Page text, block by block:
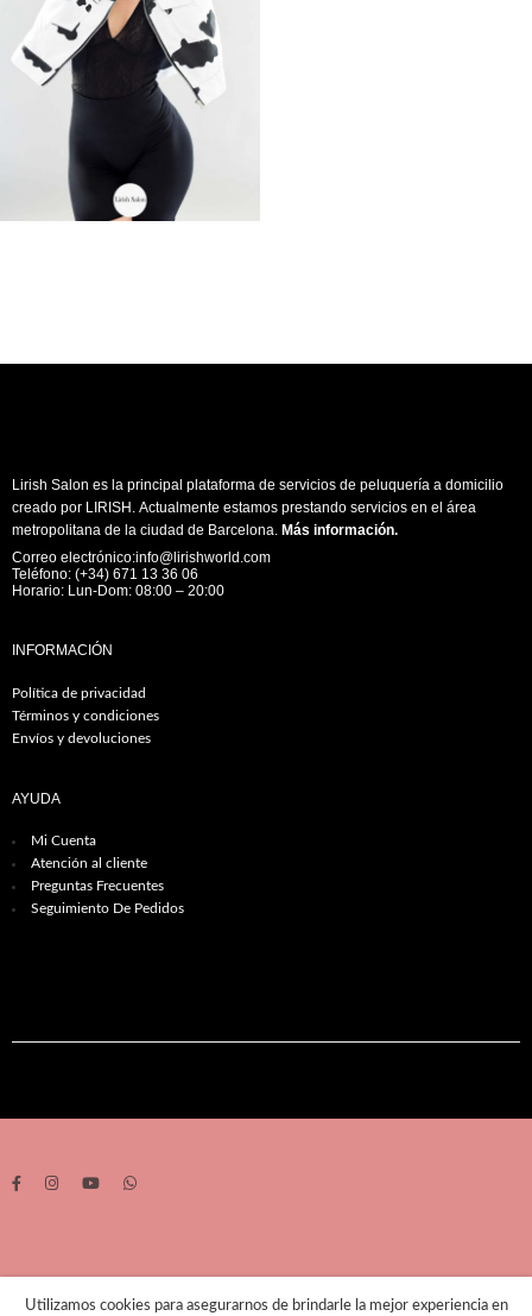
Lirish Salon es la principal plataforma de servicios de peluquería a domicilio
creado por LIRISH. Actualmente estamos prestando servicios en el área
metropolitana de la ciudad de Barcelona. Más información.
Correo electrónico:info@lirishworld.com
Teléfono: (+34) 671 13 36 06
Horario: Lun-Dom: 08:00 – 20:00
INFORMACIÓN
Política de privacidad
Términos y condiciones
Envíos y devoluciones
AYUDA
Mi Cuenta
Atención al cliente
Preguntas Frecuentes
Seguimiento De Pedidos
Utilizamos cookies para asegurarnos de brindarle la mejor experiencia en